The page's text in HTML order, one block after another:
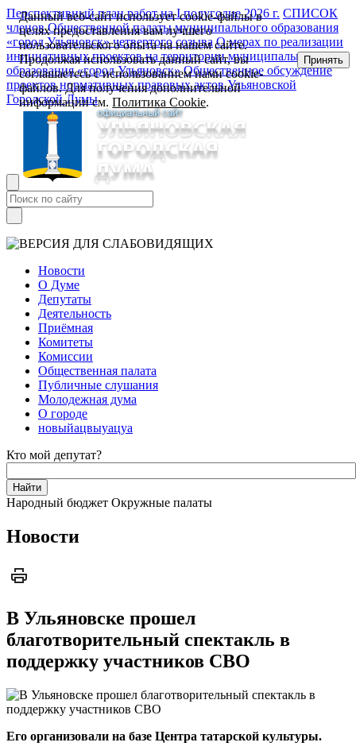
Перспективный план работ на I полугодие 2026 г. СПИСОК
членов Общественной палаты муниципального образования
«город Ульяновск» четвертого созыва О мерах по реализации
инициативных проектов на территории муниципального
образования «город Ульяновск» Общественное обсуждение
проектов нормативных правовых актов Ульяновской
Городской Думы
Новости
О Думе
Депутаты
Деятельность
Приёмная
Комитеты
Комиссии
Общественная палата
Публичные слушания
Молодежная дума
О городе
новыйацвыуацуа
Кто мой депутат?
Народный бюджет Окружные палаты
Новости
В Ульяновске прошел
благотворительный спектакль в
поддержку участников СВО
Его организовали на базе Центра татарской культуры.
Данный веб-сайт использует cookie-файлы в
целях предоставления вам лучшего
пользовательского опыта на нашем сайте.
Продолжая использовать данный сайт, вы
соглашаетесь с использованием нами cookie-
файлов. Для получения дополнительной
информации см.Политика Cookie.
Принять